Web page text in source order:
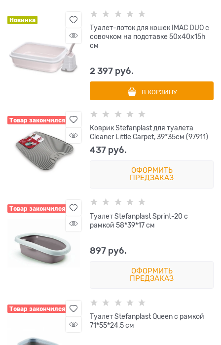
Новинка
Туалет-лоток для кошек IMAC DUO с
совочком на подставке 50х40х15h
см
2 397 руб.
В КОРЗИНУ
Товар закончился
Коврик Stefanplast для туалета
Cleaner Little Carpet, 39*35см (97911)
437 руб.
ОФОРМИТЬ
ПРЕДЗАКАЗ
Товар закончился
Туалет Stefanplast Sprint-20 с
рамкой 58*39*17 см
897 руб.
ОФОРМИТЬ
ПРЕДЗАКАЗ
Товар закончился
Туалет Stefanplast Queen с рамкой
71*55*24,5 см